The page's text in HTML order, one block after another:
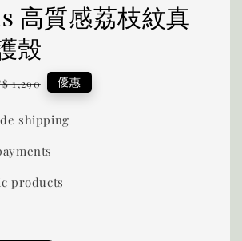
高質感荔枝紋真
殼
1,290 優惠
shipping
products